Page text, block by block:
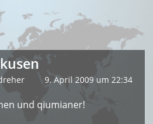
9. April 2009 um 22:34
und qiumianer!